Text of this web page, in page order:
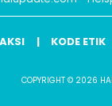
KODE ETIK
COPYRIGHT © 2026